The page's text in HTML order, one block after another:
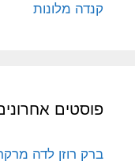
קנדה מלונות
פוסטים
ברק רוזן לדה